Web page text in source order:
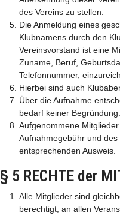
des Vereins zu stellen.
Die Anmeldung eines
Klubnamens durch den
Vereinsvorstand ist eine
Zuname, Beruf,
Telefonnummer,
Hierbei sind auch
Über die Aufnahme
bedarf keiner Begründung.
Aufgenommene
Aufnahmegebühr und
entsprechenden Ausweis.
§ 5 RECHTE der
Alle Mitglieder sind
berechtigt, an allen